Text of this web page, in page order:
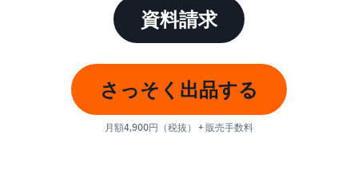
資料請求
さっそく出品する
月額4,900円（税抜） + 販売手数料